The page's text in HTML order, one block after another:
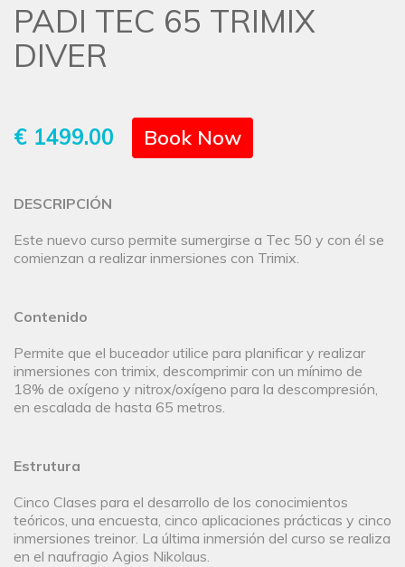
PADI TEC 65 TRIMIX
DIVER
€ 1499.00 Book Now
DESCRIPCIÓN
Este nuevo curso permite sumergirse a Tec 50 y con él se
comienzan a realizar inmersiones con Trimix.
Contenido
Permite que el buceador utilice para planificar y realizar
inmersiones con trimix, descomprimir con un mínimo de
18% de oxígeno y nitrox/oxígeno para la descompresión,
en escalada de hasta 65 metros.
Estrutura
Cinco Clases para el desarrollo de los conocimientos
teóricos, una encuesta, cinco aplicaciones prácticas y cinco
inmersiones treinor. La última inmersión del curso se realiza
en el naufragio Agios Nikolaus.